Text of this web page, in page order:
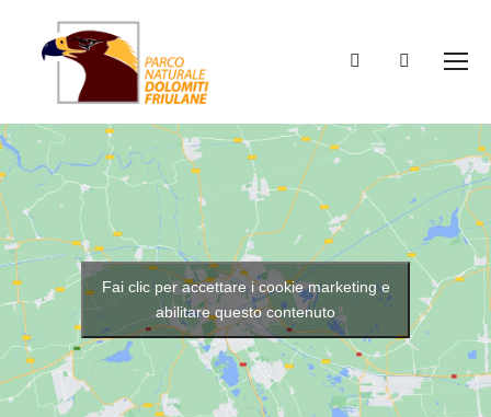
Fai clic per accettare i cookie marketing e
abilitare questo contenuto